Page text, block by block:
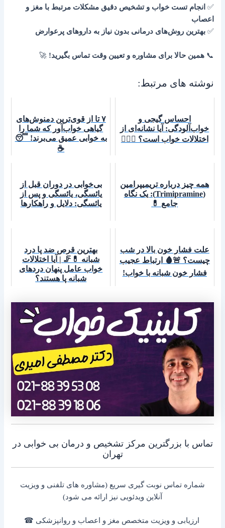
✅ انجام تست خواب و تشخیص دقیق مشکلات مرتبط با مغز و
اعصاب
✅بهترین روش‌های درمانی بدون نیاز به داروهای پرعوارض
📞همین حالا برای مشاوره و تعیین وقت تماس بگیرید! 🚀
نوشته های مرتبط:
احساس گیجی و
خواب‌آلودگی: آیا نشانه‌ای از
اختلالات خواب است؟ 😵‍💫💤
۷ تا از قوی‌ترین دمنوش‌های
گیاهی خواب‌آور که شما را
به خوابی عمیق می‌برند! 😴
☕
همه چیز درباره تریمیپرامین
(Trimipramine): یک نگاه
جامع 💊
بی‌خوابی در دوران قبل از
یائسگی، یائسگی و پس از
یائسگی: دلایل و راهکارها
علت فشار خون بالا در شب
چیست؟ 🚨🩸 ارتباط عجیب
فشار خون شبانه با خواب!
بهترین قرص ضد پا درد
شبانه 💊🦵 | آیا اختلالات
خواب عامل پنهان دردهای
شبانه پا هستند؟
تماس با بزرگترین مرکز تشخیص و درمان بی خوابی در
تهران
شماره تماس نوبت گیری سریع (مشاوره های تلفنی و ویزیت
آنلاین ویدئویی نیز ارائه می شود)
ارزیابی و ویزیت متخصص مغز و اعصاب و روانپزشکی ☎